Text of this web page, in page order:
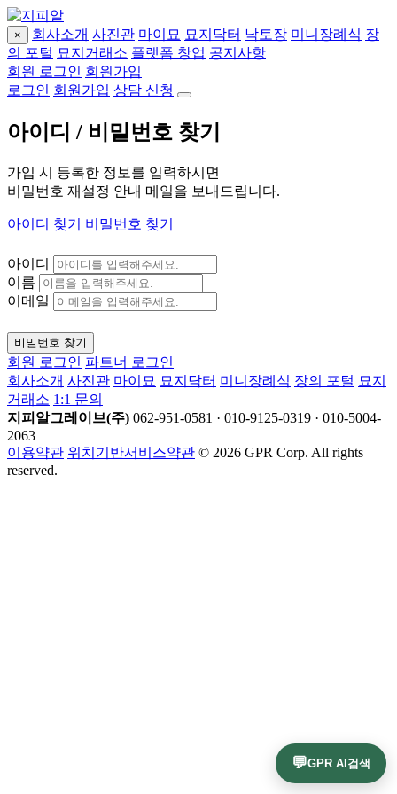
× 회사소개 사진관 마이묘 묘지닥터 낙토장 미니장례식 장
의 포털 묘지거래소 플랫폼 창업 공지사항
회원 로그인 회원가입
로그인 회원가입 상담 신청
아이디 / 비밀번호 찾기
가입 시 등록한 정보를 입력하시면
비밀번호 재설정 안내 메일을 보내드립니다.
아이디 찾기 비밀번호 찾기
아이디
이름
이메일
비밀번호 찾기
회원 로그인 파트너 로그인
회사소개 사진관 마이묘 묘지닥터 미니장례식 장의 포털 묘지
거래소 1:1 문의
지피알그레이브(주) 062-951-0581 · 010-9125-0319 · 010-5004-
2063
이용약관 위치기반서비스약관 © 2026 GPR Corp. All rights
reserved.
💬GPR AI검색